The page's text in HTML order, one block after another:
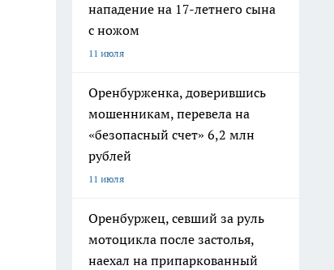
нападение на 17-летнего сына
с ножом
11 июля
Оренбурженка, доверившись
мошенникам, перевела на
«безопасный счет» 6,2 млн
рублей
11 июля
Оренбуржец, севший за руль
мотоцикла после застолья,
наехал на припаркованный